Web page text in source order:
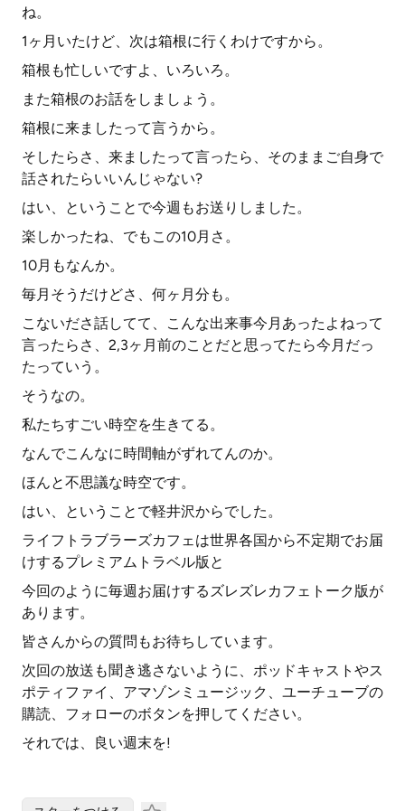
ね。
1ヶ月いたけど、次は箱根に行くわけですから。
箱根も忙しいですよ、いろいろ。
また箱根のお話をしましょう。
箱根に来ましたって言うから。
そしたらさ、来ましたって言ったら、そのままご自身で
話されたらいいんじゃない?
はい、ということで今週もお送りしました。
楽しかったね、でもこの10月さ。
10月もなんか。
毎月そうだけどさ、何ヶ月分も。
こないださ話してて、こんな出来事今月あったよねって
言ったらさ、2,3ヶ月前のことだと思ってたら今月だっ
たっていう。
そうなの。
私たちすごい時空を生きてる。
なんでこんなに時間軸がずれてんのか。
ほんと不思議な時空です。
はい、ということで軽井沢からでした。
ライフトラブラーズカフェは世界各国から不定期でお届
けするプレミアムトラベル版と
今回のように毎週お届けするズレズレカフェトーク版が
あります。
皆さんからの質問もお待ちしています。
次回の放送も聞き逃さないように、ポッドキャストやス
ポティファイ、アマゾンミュージック、ユーチューブの
購読、フォローのボタンを押してください。
それでは、良い週末を!